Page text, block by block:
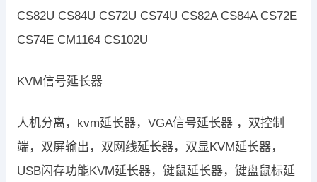
CS82U CS84U CS72U CS74U CS82A CS84A CS72E
CS74E CM1164 CS102U
KVM信号延长器
人机分离，kvm延长器，VGA信号延长器 ，双控制
端，双屏输出，双网线延长器，双显KVM延长器，
USB闪存功能KVM延长器，键鼠延长器，键盘鼠标延